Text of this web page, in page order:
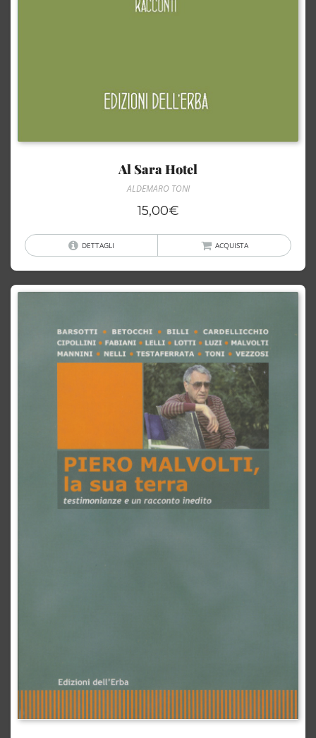
Al Sara Hotel
ALDEMARO TONI
15,00€
DETTAGLI ACQUISTA